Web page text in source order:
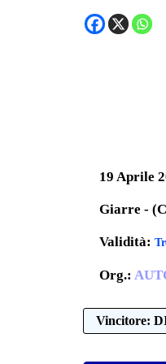
19 Aprile
Giarre -
Validità:
Org.:
Vincitore: